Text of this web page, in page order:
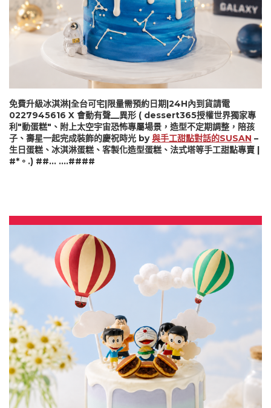
免費升級冰淇淋|全台可宅|限量需預約日期|24H內到貨請電
0227945616 X 會動有聲__異形 ( dessert365授權世界獨家專
利"動蛋糕"、附上太空宇宙恐怖專屬場景，造型不定期調整，陪孩
子、壽星一起完成裝飾的慶祝時光 by與手工甜點對話的SUSAN –
生日蛋糕、冰淇淋蛋糕、客製化造型蛋糕、法式塔等手工甜點專賣 |
#*。.) ##… ….####